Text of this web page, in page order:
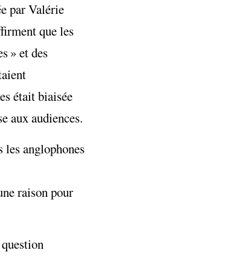
par Valérie
que les
» et des
était biaisée
aux audiences.
anglophones
raison pour